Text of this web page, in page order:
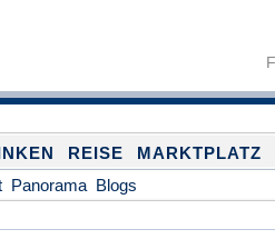
REISE MARKTPLATZ
Panorama Blogs